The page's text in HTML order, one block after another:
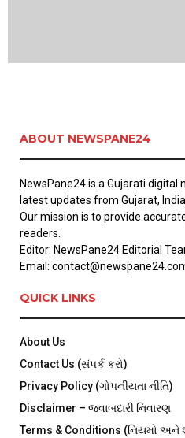
ABOUT NEWSPANE24
NewsPane24 is a Gujarati
latest updates from Gujarat,
Our mission is to provide
readers.
Editor: NewsPane24 Editorial
Email:
QUICK LINKS
About Us
Contact Us (સંપર્ક કરો)
Privacy Policy (ગોપનીયતા નીતિ)
Disclaimer – જવાબદારી નિવારણ
Terms & Conditions (નિયમો અને